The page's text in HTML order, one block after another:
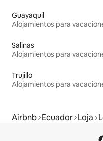
Guayaquil
Alojamientos para
Salinas
Alojamientos para
Trujillo
Alojamientos para
Airbnb Ecuador Loja